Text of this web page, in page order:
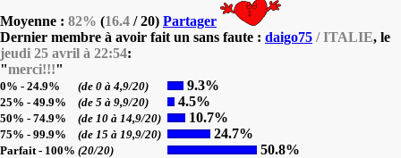
Moyenne : 82% (16.4 / 20) Partager
Dernier membre à avoir fait un sans faute : daigo75 / ITALIE, le
jeudi 25 avril à 22:54:
"merci!!!"
0% - 24.9% (de 0 à 4,9/20) 9.3%
25% - 49.9% (de 5 à 9,9/20) 4.5%
50% - 74.9% (de 10 à 14,9/20) 10.7%
75% - 99.9% (de 15 à 19,9/20) 24.7%
Parfait - 100% (20/20) 50.8%